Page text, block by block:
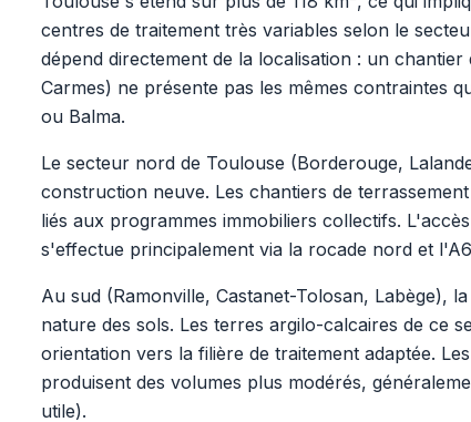
centres de traitement très variables selon le
dépend directement de la localisation : un
Carmes) ne présente pas les mêmes contraintes
ou Balma.
Le secteur nord de Toulouse (Borderouge,
construction neuve. Les chantiers de
liés aux programmes immobiliers collectifs.
s'effectue principalement via la rocade nord et
Au sud (Ramonville, Castanet-Tolosan, Labège),
nature des sols. Les terres argilo-calcaires de ce
orientation vers la filière de traitement adaptée.
produisent des volumes plus modérés,
utile).